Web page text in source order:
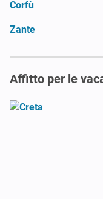
Corfù
Zante
Affitto per le